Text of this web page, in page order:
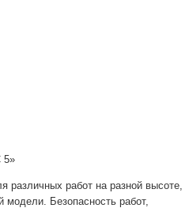
5»
различных работ на разной высоте,
модели. Безопасность работ,